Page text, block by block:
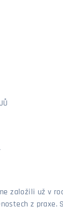
založili už v
z praxe.